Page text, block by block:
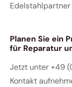
Planen Sie ein
für Reparatur
Jetzt unter+49
Kontakt